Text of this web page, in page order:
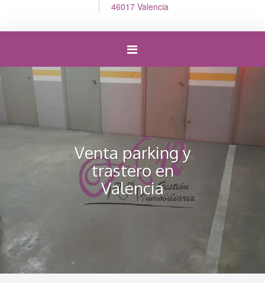
46017 Valencia
Cambiar
navegación
Venta parking y
trastero en
Valencia